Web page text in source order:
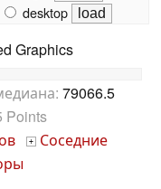
desktop
Graphics
79066.5
+
Соседние